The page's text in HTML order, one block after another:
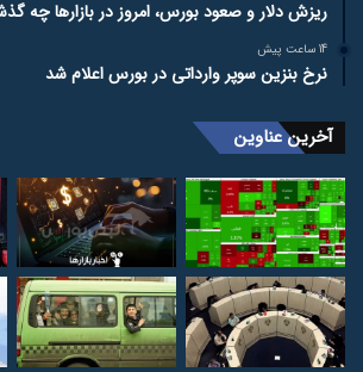
ریزش دلار و صعود بورس، امروز در بازارها چه
14 ساعت پیش
نرخ بنزین سوپر وارداتی در بورس اعلام شد
آخرین عناوین